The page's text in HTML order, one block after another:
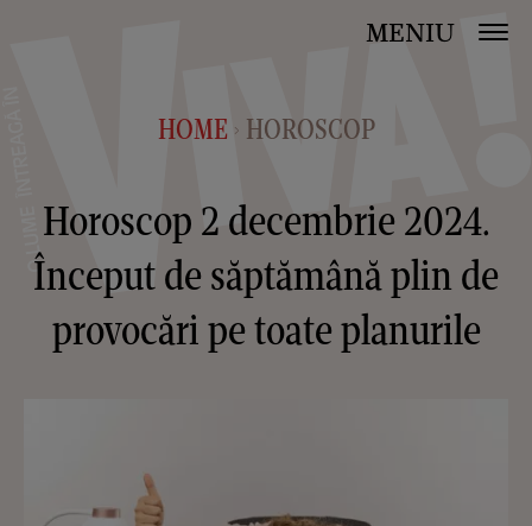
MENIU
HOME > HOROSCOP
Horoscop 2 decembrie 2024.
Început de săptămână plin de
provocări pe toate planurile